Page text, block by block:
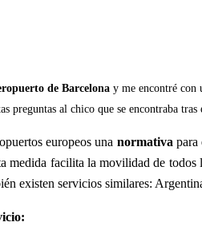
de Barcelona y me encontré con
preguntas al chico que se encontraba tras
europeos una normativa para
medida facilita la movilidad de
existen servicios similares: